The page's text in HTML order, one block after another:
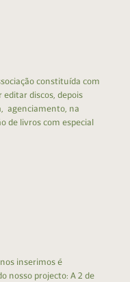
constituída com
discos, depois
agenciamento, na
de livros com especial
inserimos é
nosso projecto: A 2 de